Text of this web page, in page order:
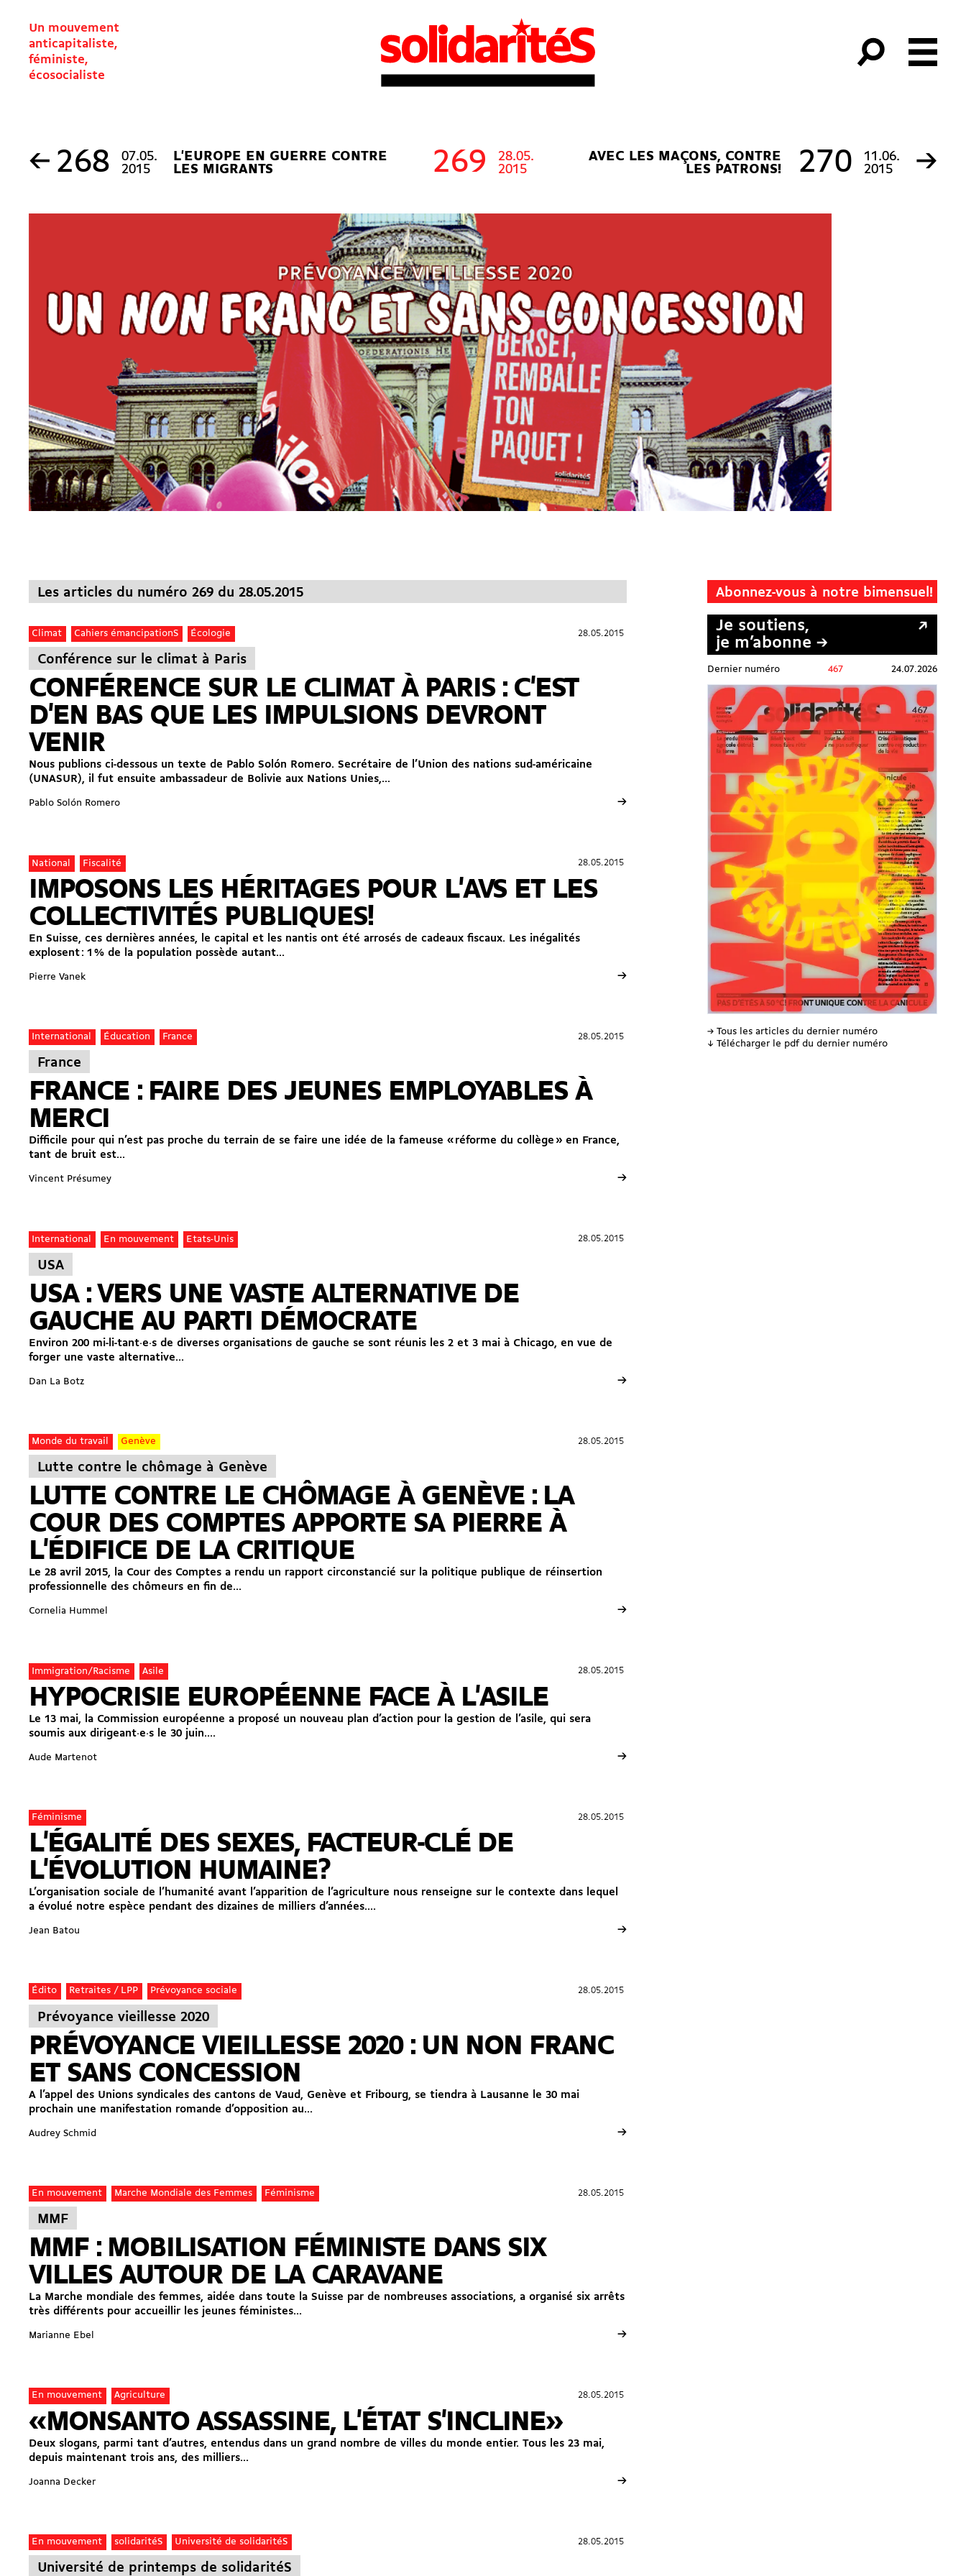
Un mouvement
anticapitaliste,
féministe,
écosocialiste
← 268
07.05.
2015
L'EUROPE EN GUERRE CONTRE
LES MIGRANTS
269
28.05.
2015
AVEC LES MAÇONS, CONTRE
LES PATRONS!
270
11.06.
2015
→
Les articles du numéro 269 du 28.05.2015
28.05.2015
Climat Cahiers émancipationS Écologie 28.05.2015
Conférence sur le climat à Paris
CONFÉRENCE SUR LE CLIMAT À PARIS : C'EST
D'EN BAS QUE LES IMPULSIONS DEVRONT
VENIR
Nous publions ci-dessous un texte de Pablo Solón Romero. Secrétaire de l’Union des nations sud-américaine
(UNASUR), il fut ensuite ambassadeur de Bolivie aux Nations Unies,...
Pablo Solón Romero →
28.05.2015
National Fiscalité 28.05.2015
IMPOSONS LES HÉRITAGES POUR L'AVS ET LES
COLLECTIVITÉS PUBLIQUES!
En Suisse, ces dernières années, le capital et les nantis ont été arrosés de cadeaux fiscaux. Les inégalités
explosent : 1 % de la population possède autant...
Pierre Vanek →
28.05.2015
International Éducation France 28.05.2015
France
FRANCE : FAIRE DES JEUNES EMPLOYABLES À
MERCI
Difficile pour qui n’est pas proche du terrain de se faire une idée de la fameuse « réforme du collège » en France,
tant de bruit est...
Vincent Présumey →
28.05.2015
International En mouvement Etats-Unis 28.05.2015
USA
USA : VERS UNE VASTE ALTERNATIVE DE
GAUCHE AU PARTI DÉMOCRATE
Environ 200 mi-li-tant·e·s de diverses organisations de gauche se sont réunis les 2 et 3 mai à Chicago, en vue de
forger une vaste alternative...
Dan La Botz →
28.05.2015
Monde du travail Genève 28.05.2015
Lutte contre le chômage à Genève
LUTTE CONTRE LE CHÔMAGE À GENÈVE : LA
COUR DES COMPTES APPORTE SA PIERRE À
L'ÉDIFICE DE LA CRITIQUE
Le 28 avril 2015, la Cour des Comptes a rendu un rapport circonstancié sur la politique publique de réinsertion
professionnelle des chômeurs en fin de...
Cornelia Hummel →
28.05.2015
Immigration/Racisme Asile 28.05.2015
HYPOCRISIE EUROPÉENNE FACE À L'ASILE
Le 13 mai, la Commission européenne a proposé un nouveau plan d’action pour la gestion de l’asile, qui sera
soumis aux dirigeant·e·s le 30 juin....
Aude Martenot →
28.05.2015
Féminisme 28.05.2015
L'ÉGALITÉ DES SEXES, FACTEUR-CLÉ DE
L'ÉVOLUTION HUMAINE?
L’organisation sociale de l’humanité avant l’apparition de l’agriculture nous renseigne sur le contexte dans lequel
a évolué notre espèce pendant des dizaines de milliers d’années....
Jean Batou →
28.05.2015
Édito Retraites / LPP Prévoyance sociale 28.05.2015
Prévoyance vieillesse 2020
PRÉVOYANCE VIEILLESSE 2020 : UN NON FRANC
ET SANS CONCESSION
A l’appel des Unions syndicales des cantons de Vaud, Genève et Fribourg, se tiendra à Lausanne le 30 mai
prochain une manifestation romande d’opposition au...
Audrey Schmid →
28.05.2015
En mouvement Marche Mondiale des Femmes Féminisme 28.05.2015
MMF
MMF : MOBILISATION FÉMINISTE DANS SIX
VILLES AUTOUR DE LA CARAVANE
La Marche mondiale des femmes, aidée dans toute la Suisse par de nombreuses associations, a organisé six arrêts
très différents pour accueillir les jeunes féministes...
Marianne Ebel →
28.05.2015
En mouvement Agriculture 28.05.2015
«MONSANTO ASSASSINE, L'ÉTAT S'INCLINE»
Deux slogans, parmi tant d’autres, entendus dans un grand nombre de villes du monde entier. Tous les 23 mai,
depuis maintenant trois ans, des milliers...
Joanna Decker →
28.05.2015
En mouvement solidaritéS Université de solidaritéS 28.05.2015
Université de printemps de solidaritéS
Abonnez-vous à notre bimensuel!
Je soutiens,
je m’abonne →
Dernier numéro 467 24.07.2026
→ Tous les articles du dernier numéro
↓ Télécharger le pdf du dernier numéro